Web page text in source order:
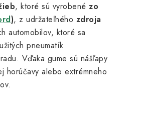
, ktoré sú vyrobené zo
), z udržateľného zdroja
automobilov, ktoré sa
pneumatík
Vďaka gume sú nášľapy
horúčavy alebo extrémneho